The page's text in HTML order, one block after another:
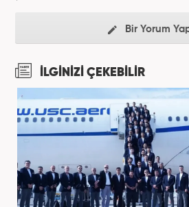
Bir Yorum
İLGİNİZİ ÇEKEBİLİR